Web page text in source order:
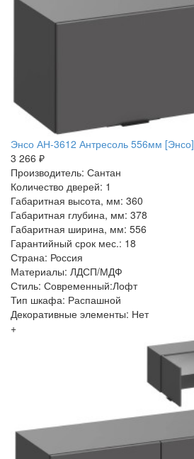
Энсо АН-3612 Антресоль 556мм [Энсо]
3 266 ₽
Производитель: Сантан
Количество дверей: 1
Габаритная высота, мм: 360
Габаритная глубина, мм: 378
Габаритная ширина, мм: 556
Гарантийный срок мес.: 18
Страна: Россия
Материалы: ЛДСП/МДФ
Стиль: Современный:Лофт
Тип шкафа: Распашной
Декоративные элементы: Нет
+